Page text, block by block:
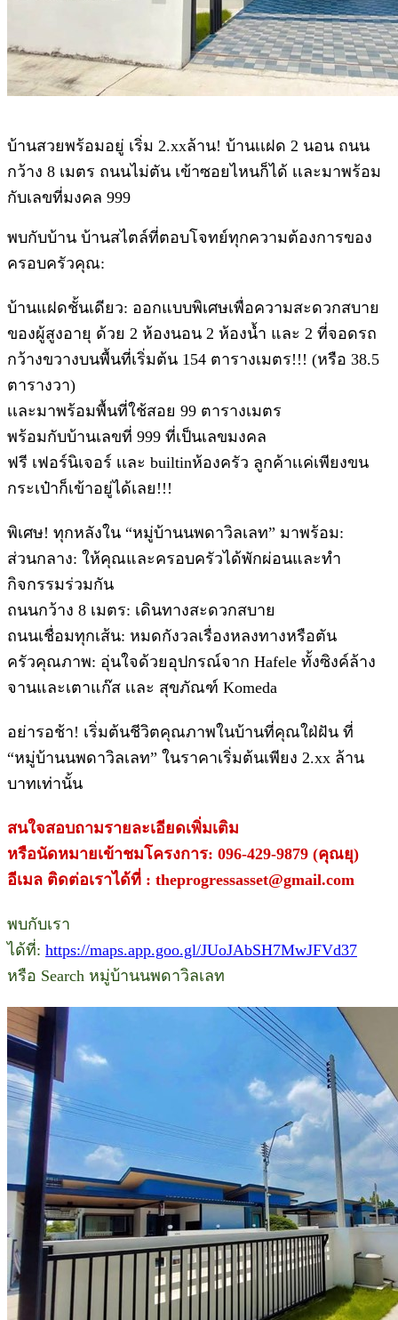
บ้านสวยพร้อมอยู่ เริ่ม 2.xxล้าน! บ้านเเฝด 2 นอน ถนน
กว้าง 8 เมตร ถนนไม่ตัน เข้าซอยไหนก็ได้ เเละมาพร้อม
กับเลขที่มงคล 999
พบกับบ้าน บ้านสไตล์ที่ตอบโจทย์ทุกความต้องการของ
ครอบครัวคุณ:
บ้านแฝดชั้นเดียว: ออกแบบพิเศษเพื่อความสะดวกสบาย
ของผู้สูงอายุ ด้วย 2 ห้องนอน 2 ห้องน้ำ และ 2 ที่จอดรถ
กว้างขวางบนพื้นที่เริ่มต้น 154 ตารางเมตร!!! (หรือ 38.5
ตารางวา)
เเละมาพร้อมพื้นที่ใช้สอย 99 ตารางเมตร
พร้อมกับบ้านเลขที่ 999 ที่เป็นเลขมงคล
ฟรี เฟอร์นิเจอร์ เเละ builtinห้องครัว ลูกค้าเเค่เพียงขน
กระเป๋าก็เข้าอยู่ได้เลย!!!
พิเศษ! ทุกหลังใน “หมู่บ้านนพดาวิลเลท” มาพร้อม:
ส่วนกลาง: ให้คุณและครอบครัวได้พักผ่อนและทำ
กิจกรรมร่วมกัน
ถนนกว้าง 8 เมตร: เดินทางสะดวกสบาย
ถนนเชื่อมทุกเส้น: หมดกังวลเรื่องหลงทางหรือตัน
ครัวคุณภาพ: อุ่นใจด้วยอุปกรณ์จาก Hafele ทั้งซิงค์ล้าง
จานและเตาแก๊ส เเละ สุขภัณฑ์ Komeda
อย่ารอช้า! เริ่มต้นชีวิตคุณภาพในบ้านที่คุณใฝ่ฝัน ที่
“หมู่บ้านนพดาวิลเลท” ในราคาเริ่มต้นเพียง 2.xx ล้าน
บาทเท่านั้น
สนใจสอบถามรายละเอียดเพิ่มเติม
หรือนัดหมายเข้าชมโครงการ: 096-429-9879 (คุณยุ)
อีเมล ติดต่อเราได้ที่ : theprogressasset@gmail.com
พบกับเรา
ได้ที่: https://maps.app.goo.gl/JUoJAbSH7MwJFVd37
หรือ Search หมู่บ้านนพดาวิลเลท